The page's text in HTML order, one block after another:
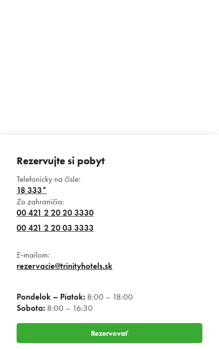
Rezervujte si pobyt
Telefonicky na čísle:
18 333*
Zo zahraničia:
00 421 2 20 20 3330
00 421 2 20 03 3333
E‑mailom:
rezervacie@trinityhotels.sk
Pondelok – Piatok: 8:00 – 18:00
Sobota: 8:00 – 16:30
Rezervovať